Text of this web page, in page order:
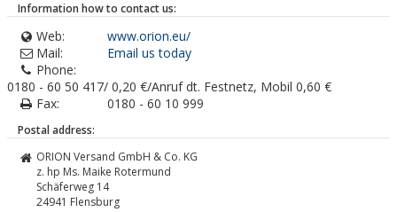
Information how to contact us:
Web:
www.orion.eu/
Mail:
Email us today
Phone:
0180 - 60 50 417/ 0,20 €/Anruf dt. Festnetz, Mobil 0,60 €
Fax:
0180 - 60 10 999
Postal address:
ORION Versand GmbH & Co. KG
z. hp Ms. Maike Rotermund
Schäferweg 14
24941 Flensburg